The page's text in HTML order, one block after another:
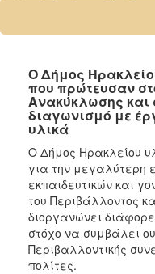
2024
2022
2021
2020
2019
2018
2017
2016
2015
Ο Δήμος
που πρώτευσαν
Ανακύκλωσης και
διαγωνισμό με
υλικά
Ο Δήμος Ηρακλείου
για την μεγαλύτερη
εκπαιδευτικών και
του Περιβάλλοντος
διοργανώνει
στόχο να συμβάλει
Περιβαλλοντικής
πολίτες.